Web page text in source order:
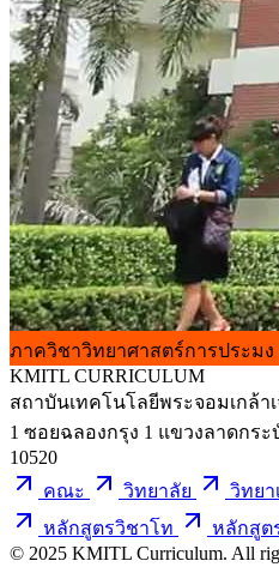
ภาควิชาวิทยาศาสตร์การประมง
KMITL CURRICULUM
สถาบันเทคโนโลยีพระจอมเกล้
1 ซอยฉลองกรุง 1 แขวงลาดกระ
10520
คณะ
วิทยาลัย วิทย
หลักสูตรวิชาโท
หลักสู
© 2025 KMITL Curriculum. All